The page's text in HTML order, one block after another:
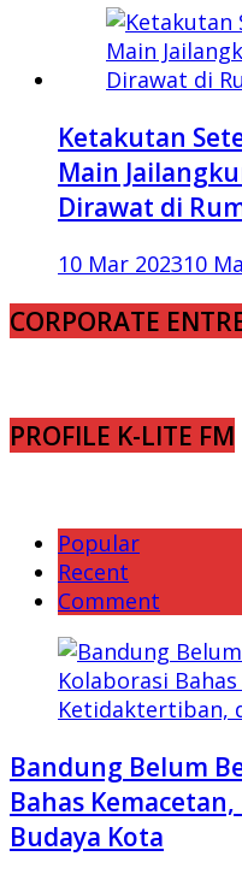
Ketakutan
Main
Dirawat di
10 Mar 202310
CORPORATE
PROFILE K-LITE FM
Popular
Recent
Comment
Bandung Belum
Bahas
Budaya Kota